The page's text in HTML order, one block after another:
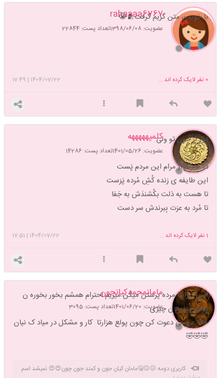
rahaaaa6767
عضویت: 1398/06/08 تعداد پست: 22844
با خوندن متن گریم گرفت🫂😭
1404/07/22
|
17:49 0 نفر لایک کرده اند ...
کلمپهههههه
عضویت: 1401/05/26 تعداد پست: 14286
دور از جون تو ولی
در حیرتم از مرام این مردم پَست
این طایفه ی زنده کُشِ مُرده پَرَست
تا هست به ذلت بکُشندَش به جَفا
تا مُرد به عزت بِبرندش سر دست
1404/07/22
|
17:51 1نفر لایک کرده اند ...
مامانمحمدکیانجون
عضویت: 1401/06/20 تعداد پست: 3095
اسی ایرانیا مرده پرستن میگن میریم احترام همشم بخور بخوره ن
پولی میذیم ن چیزی
حالا عروسی دعوت کن چون پولع هزارتا کار و مشکل در میاد ک نیان
🤣🤣🤣
کاربری دومه 😐😐🤐مامان کیان جون و کمند جون چون😍😍 نمیشد اسم